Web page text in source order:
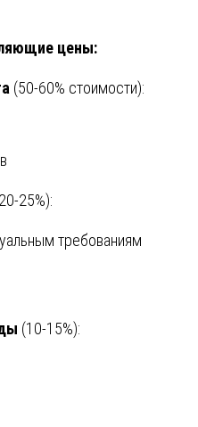
цены:
(50-60% стоимости):
25%):
требованиям
(10-15%):